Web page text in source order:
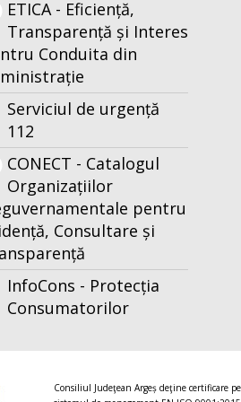
ETICA - Eficiență,
Transparență și Interes
Conduita din
Serviciul de urgență
112
CONECT - Catalogul
Organizațiilor
pentru
Consultare și
InfoCons - Protecția
Consumatorilor
Consiliul Judeţean Argeș deţine certificare